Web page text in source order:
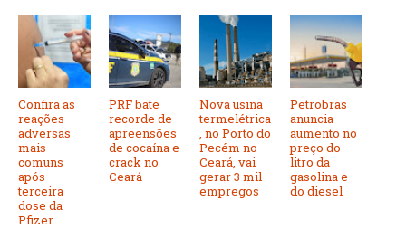
Confira as
reações
adversas
mais
comuns
após
terceira
dose da
Pfizer
PRF bate
recorde de
apreensões
de cocaína e
crack no
Ceará
Nova usina
termelétrica
, no Porto do
Pecém no
Ceará, vai
gerar 3 mil
empregos
Petrobras
anuncia
aumento no
preço do
litro da
gasolina e
do diesel